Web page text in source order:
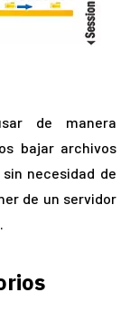
de manera
bajar archivos
necesidad de
de un servidor